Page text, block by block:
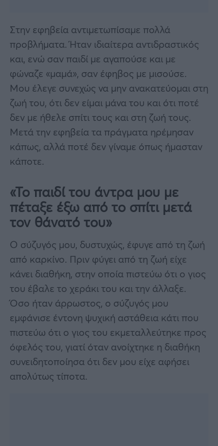
Στην εφηβεία αντιμετωπίσαμε πολλά
προβλήματα. Ήταν ιδιαίτερα αντιδραστικός
και, ενώ σαν παιδί με αγαπούσε και με
φώναζε «μαμά», σαν έφηβος με μισούσε.
Μου έλεγε συνεχώς να μην ανακατεύομαι στη
ζωή του, ότι δεν είμαι μάνα του και ότι ποτέ
δεν με ήθελε σπίτι τους και στη ζωή τους.
Μετά την εφηβεία τα πράγματα ηρέμησαν
κάπως, αλλά ποτέ δεν γίναμε όπως ήμασταν
κάποτε.
«Το παιδί του άντρα μου με
πέταξε έξω από το σπίτι μετά
τον θάνατό του»
Ο σύζυγός μου, δυστυχώς, έφυγε από τη ζωή
από καρκίνο. Πριν φύγει από τη ζωή είχε
κάνει διαθήκη, στην οποία πιστεύω ότι ο γιος
του έβαλε το χεράκι του και την άλλαξε.
Όσο ήταν άρρωστος, ο σύζυγός μου
εμφάνισε έντονη ψυχική αστάθεια κάτι που
πιστεύω ότι ο γιος του εκμεταλλεύτηκε προς
όφελός του, γιατί όταν ανοίχτηκε η διαθήκη
συνειδητοποίησα ότι δεν μου είχε αφήσει
απολύτως τίποτα.